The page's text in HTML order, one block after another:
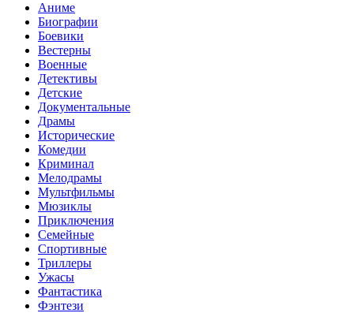
Аниме
Биографии
Боевики
Вестерны
Военные
Детективы
Детские
Документальные
Драмы
Исторические
Комедии
Криминал
Мелодрамы
Мультфильмы
Мюзиклы
Приключения
Семейные
Спортивные
Триллеры
Ужасы
Фантастика
Фэнтези